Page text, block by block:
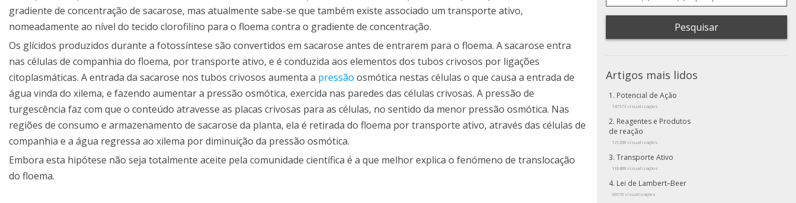
gradiente de concentração de sacarose, mas atualmente sabe-se que também existe associado um transporte ativo,
nomeadamente ao nível do tecido clorofilino para o floema contra o gradiente de concentração.
Os glícidos produzidos durante a fotossíntese são convertidos em sacarose antes de entrarem para o floema. A sacarose entra
nas células de companhia do floema, por transporte ativo, e é conduzida aos elementos dos tubos crivosos por ligações
citoplasmáticas. A entrada da sacarose nos tubos crivosos aumenta a pressão osmótica nestas células o que causa a entrada de
água vinda do xilema, e fazendo aumentar a pressão osmótica, exercida nas paredes das células crivosas. A pressão de
turgescência faz com que o conteúdo atravesse as placas crivosas para as células, no sentido da menor pressão osmótica. Nas
regiões de consumo e armazenamento de sacarose da planta, ela é retirada do floema por transporte ativo, através das células de
companhia e a água regressa ao xilema por diminuição da pressão osmótica.
Embora esta hipótese não seja totalmente aceite pela comunidade científica é a que melhor explica o fenómeno de translocação
do floema.
Pesquisar
Artigos mais lidos
Potencial de Ação
147573 visualizações
Reagentes e Produtos
de reação
121208 visualizações
Transporte Ativo
118488 visualizações
Lei de Lambert–Beer
96970 visualizações